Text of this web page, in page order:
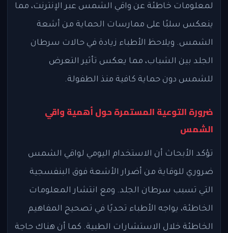
لمعلومات خاطئة عن واقي الشمس عبر الإنترنت، مما
ينعكس سلبًا على ممارسات الحماية من أشعة
الشمس. ويلاحظ الأطباء زيادة في حالات سرطان
الجلد بين الشباب، مما يعكس تأثير التعرض
للشمس دون حماية كافية منذ الطفولة.
ضرورة التوعية المستمرة حول أهمية واقي
الشمس
تؤكد الأبحاث أن الاستخدام اليومي لواقي الشمس
ضروري للوقاية من أضرار الأشعة فوق البنفسجية
التي تسبب سرطان الجلد. ومع انتشار المعلومات
الخاطئة، يواجه الأطباء تحديًا في تصحيح المفاهيم
الخاطئة خلال الاستشارات الطبية. كما أن هناك حاجة